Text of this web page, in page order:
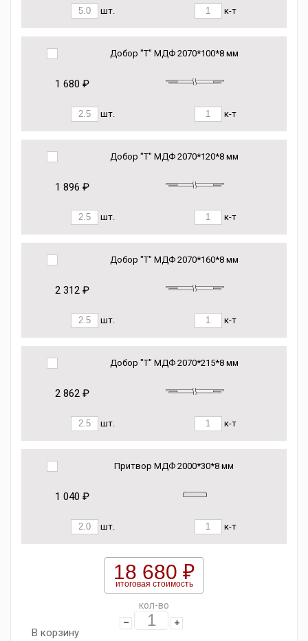
шт. к-т
Добор "Т" МДФ 2070*100*8 мм
1 680 ₽
шт. к-т
Добор "Т" МДФ 2070*120*8 мм
1 896 ₽
шт. к-т
Добор "Т" МДФ 2070*160*8 мм
2 312 ₽
шт. к-т
Добор "Т" МДФ 2070*215*8 мм
2 862 ₽
шт. к-т
Притвор МДФ 2000*30*8 мм
1 040 ₽
шт. к-т
18 680 ₽
итоговая стоимость
кол-во
В корзину